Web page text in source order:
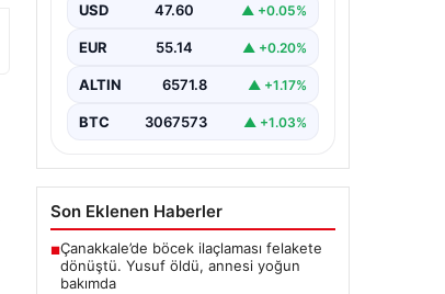
USD 47.60 ▲ +0.05%
EUR 55.14 ▲ +0.20%
ALTIN 6571.8 ▲ +1.17%
BTC 3067573 ▲ +1.03%
Son Eklenen Haberler
■Çanakkale’de böcek ilaçlaması felakete
dönüştü. Yusuf öldü, annesi yoğun
bakımda